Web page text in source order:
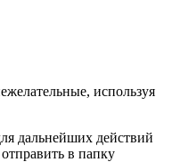
используя
дальнейших действий
в папку